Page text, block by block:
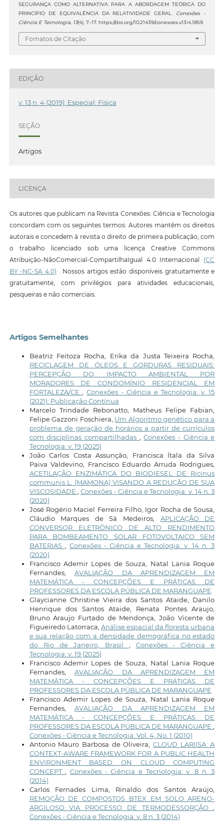
SEGURANÇA COMO ALTERNATIVA PARA A ABORDAGEM TEÓRICA DO
PRINCÍPIO DE EQUIVALÊNCIA DA RELATIVIDADE GERAL. Conexões -
Ciência E Tecnologia, 13(4), 7–17. https://doi.org/10.21439/conexoes.v13i4.1859
Fomatos de Citação
EDIÇÃO
v. 13 n. 4 (2019): Especial: Física
SEÇÃO
Artigos
LICENÇA
Os autores que publicam na Revista Conexões: Ciência e Tecnologia
concordam com os seguintes termos: Autores mantêm os direitos
autorais e concedem à revista o direito de primeira publicação, com
o trabalho licenciado sob uma licença Creative Commons
Atribuição-NãoComercial-CompartilhaIgual 4.0 Internacional (CC
BY -NC-SA 4.0) . Nossos artigos estão disponíveis gratuitamente e
gratuitamente, com privilégios para atividades educacionais,
pesqueiras e não comerciais.
Artigos Semelhantes
Beatriz Feitoza Rocha, Erika da Justa Teixeira Rocha,
RECICLAGEM DE ÓLEOS E GORDURAS RESIDUAIS:
PERCEPÇÃO DO IMPACTO AMBIENTAL POR
MORADORES DE CONDOMÍNIO RESIDENCIAL EM
FORTALEZA/CE
,Conexões - Ciência e Tecnologia: v. 15
(2021): Publicação Contínua
Marcelo Trindade Rebonatto, Matheus Felipe Fabian,
Felipe Gazzoni Foschiera, Um Algoritmo genético para a
problema de geração de horários a partir de currículos
com disciplinas compartilhadas
,Conexões - Ciência e
Tecnologia: v. 19 (2025)
João Carlos Costa Assunção, Francisca Ítala da Silva
Paiva Valdevino, Francisco Eduardo Arruda Rodrigues,
ACETILAÇÃO ENZIMÁTICA DO BIODIESEL DE Ricinus
communis L. (MAMONA) VISANDO A REDUÇÃO DE SUA
VISCOSIDADE
,Conexões - Ciência e Tecnologia: v. 14 n. 3
(2020)
José Rogério Maciel Ferreira Filho, Igor Rocha de Sousa,
Cláudio Marques de Sá Medeiros, APLICAÇÃO DE
CONVERSOR ELETRÔNICO DE ALTO RENDIMENTO
PARA BOMBEAMENTO SOLAR FOTOVOLTAICO SEM
BATERIAS
Conexões - Ciência e Tecnologia: v. 14 n. 3
(2020)
Francisco Ademir Lopes de Souza, Natal Lania Roque
Fernandes,AVALIAÇÃO DA APRENDIZAGEM EM
MATEMÁTICA - CONCEPÇÕES E PRÁTICAS DE
PROFESSORES DA ESCOLA PÚBLICA DE MARANGUAPE
Glaycianne Christine Vieira dos Santos Ataide, Danilo
Henrique dos Santos Ataide, Renata Pontes Araujo,
Bruno Araujo Furtado de Mendonça, João Vicente de
Figueiredo Latorraca, Análise espacial da floresta urbana
e sua relação com a densidade demográfica no estado
do Rio de Janeiro, Brasil
Conexões - Ciência e
Tecnologia: v. 19 (2025)
Francisco Ademir Lopes de Souza, Natal Lania Roque
Fernandes,AVALIAÇÃO DA APRENDIZAGEM EM
MATEMÁTICA - CONCEPÇÕES E PRÁTICAS DE
PROFESSORES DA ESCOLA PÚBLICA DE MARANGUAPE
Francisco Ademir Lopes de Souza, Natal Lania Roque
Fernandes,AVALIAÇÃO DA APRENDIZAGEM EM
MATEMÁTICA - CONCEPÇÕES E PRÁTICAS DE
PROFESSORES DA ESCOLA PÚBLICA DE MARANGUAPE
Conexões - Ciência e Tecnologia: Vol. 4, No. 1 (2010)
Antonio Mauro Barbosa de Oliveira,CLOUD LARIISA: A
CONTEXT-AWARE FRAMEWORK FOR A PUBLIC HEALTH
ENVIRONMENT BASED ON CLOUD COMPUTING
CONCEPT
Conexões - Ciência e Tecnologia: v. 8 n. 3
(2014)
Carlos Fernades Lima, Rinaldo dos Santos Araújo,
REMOÇÃO DE COMPOSTOS BTEX EM SOLO ARENO-
ARGILOSO VIA PROCESSO DE TERMODESSORÇÃO
Conexões - Ciência e Tecnologia: v. 8 n. 3 (2014)